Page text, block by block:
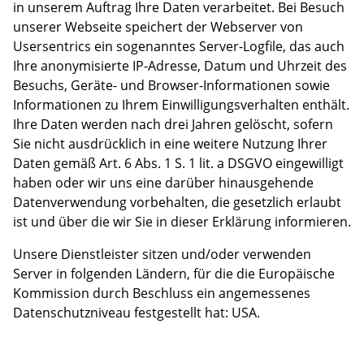
in unserem Auftrag Ihre Daten verarbeitet. Bei Besuch
unserer Webseite speichert der Webserver von
Usersentrics ein sogenanntes Server-Logfile, das auch
Ihre anonymisierte IP-Adresse, Datum und Uhrzeit des
Besuchs, Geräte- und Browser-Informationen sowie
Informationen zu Ihrem Einwilligungsverhalten enthält.
Ihre Daten werden nach drei Jahren gelöscht, sofern
Sie nicht ausdrücklich in eine weitere Nutzung Ihrer
Daten gemäß Art. 6 Abs. 1 S. 1 lit. a DSGVO eingewilligt
haben oder wir uns eine darüber hinausgehende
Datenverwendung vorbehalten, die gesetzlich erlaubt
ist und über die wir Sie in dieser Erklärung informieren.
Unsere Dienstleister sitzen und/oder verwenden
Server in folgenden Ländern, für die die Europäische
Kommission durch Beschluss ein angemessenes
Datenschutzniveau festgestellt hat: USA.